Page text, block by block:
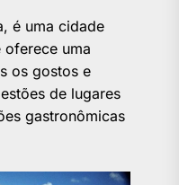
é uma cidade
uma
os gostos e
de lugares
gastronômicas